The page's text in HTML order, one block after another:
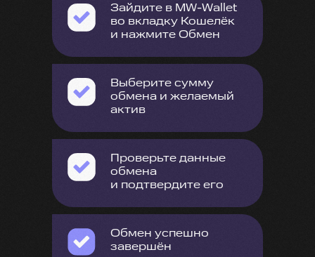
Зайдите в MW-Wallet
во вкладку Кошелёк
и нажмите Обмен
Выберите сумму
обмена и желаемый
актив
Проверьте данные
обмена
и подтвердите его
Обмен успешно
завершён